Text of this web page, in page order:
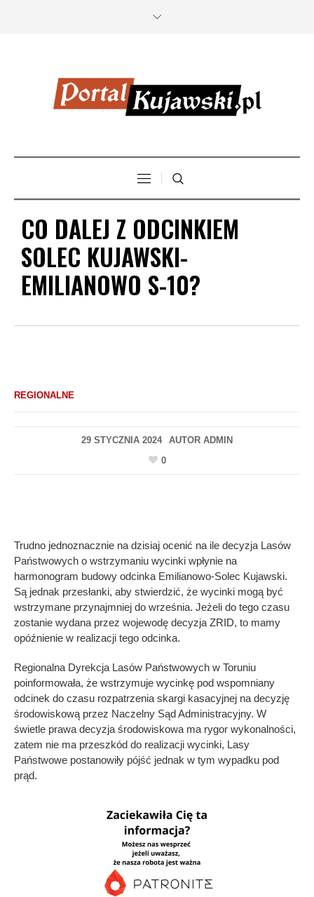
CO DALEJ Z ODCINKIEM
SOLEC KUJAWSKI-
EMILIANOWO S-10?
REGIONALNE
29 STYCZNIA 2024 AUTOR ADMIN
0
Trudno jednoznacznie na dzisiaj ocenić na ile decyzja Lasów
Państwowych o wstrzymaniu wycinki wpłynie na
harmonogram budowy odcinka Emilianowo-Solec Kujawski.
Są jednak przesłanki, aby stwierdzić, że wycinki mogą być
wstrzymane przynajmniej do września. Jeżeli do tego czasu
zostanie wydana przez wojewodę decyzja ZRID, to mamy
opóźnienie w realizacji tego odcinka.
Regionalna Dyrekcja Lasów Państwowych w Toruniu
poinformowała, że wstrzymuje wycinkę pod wspomniany
odcinek do czasu rozpatrzenia skargi kasacyjnej na decyzję
środowiskową przez Naczelny Sąd Administracyjny. W
świetle prawa decyzja środowiskowa ma rygor wykonalności,
zatem nie ma przeszkód do realizacji wycinki, Lasy
Państwowe postanowiły pójść jednak w tym wypadku pod
prąd.